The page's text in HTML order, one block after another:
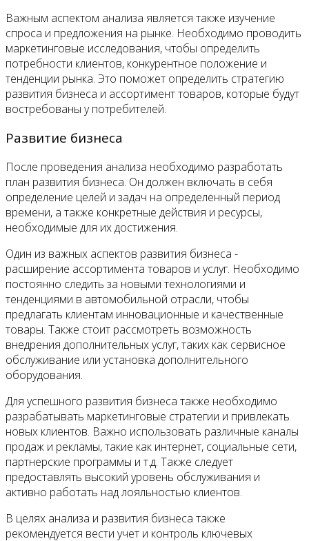
Важным аспектом анализа является также изучение
спроса и предложения на рынке. Необходимо проводить
маркетинговые исследования, чтобы определить
потребности клиентов, конкурентное положение и
тенденции рынка. Это поможет определить стратегию
развития бизнеса и ассортимент товаров, которые будут
востребованы у потребителей.
Развитие бизнеса
После проведения анализа необходимо разработать
план развития бизнеса. Он должен включать в себя
определение целей и задач на определенный период
времени, а также конкретные действия и ресурсы,
необходимые для их достижения.
Один из важных аспектов развития бизнеса -
расширение ассортимента товаров и услуг. Необходимо
постоянно следить за новыми технологиями и
тенденциями в автомобильной отрасли, чтобы
предлагать клиентам инновационные и качественные
товары. Также стоит рассмотреть возможность
внедрения дополнительных услуг, таких как сервисное
обслуживание или установка дополнительного
оборудования.
Для успешного развития бизнеса также необходимо
разрабатывать маркетинговые стратегии и привлекать
новых клиентов. Важно использовать различные каналы
продаж и рекламы, такие как интернет, социальные сети,
партнерские программы и т.д. Также следует
предоставлять высокий уровень обслуживания и
активно работать над лояльностью клиентов.
В целях анализа и развития бизнеса также
рекомендуется вести учет и контроль ключевых